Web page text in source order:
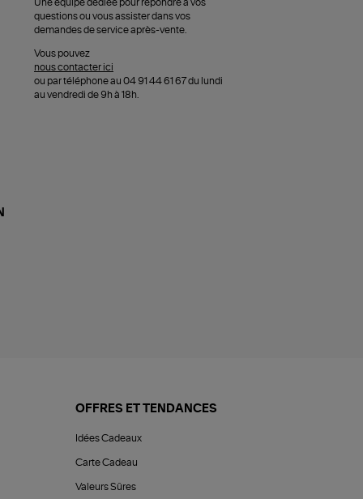
Une équipe dédiée pour répondre à vos
questions ou vous assister dans vos
demandes de service après-vente.
Vous pouvez
nous contacter ici
ou par téléphone au 04 91 44 61 67 du lundi
au vendredi de 9h à 18h.
OFFRES ET TENDANCES
Idées Cadeaux
Carte Cadeau
Valeurs Sûres